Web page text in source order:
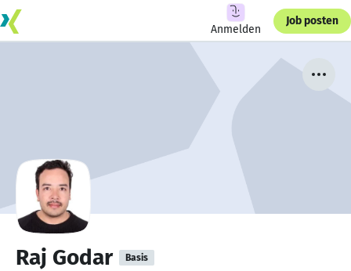
Anmelden
Job posten
Raj Godar Basis